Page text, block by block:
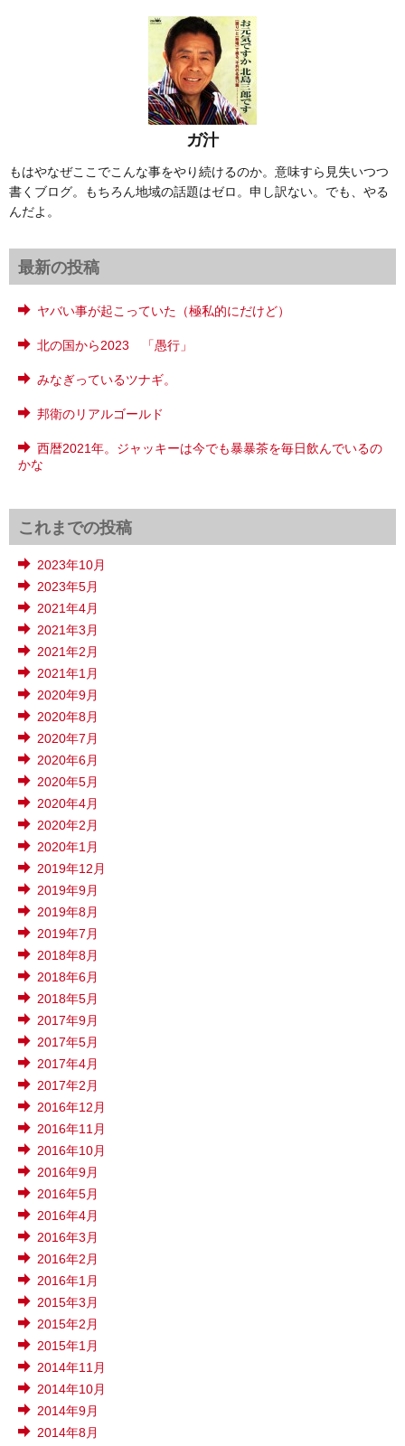
ガ汁
もはやなぜここでこんな事をやり続けるのか。意味すら見失いつつ
書くブログ。もちろん地域の話題はゼロ。申し訳ない。でも、やる
んだよ。
最新の投稿
ヤバい事が起こっていた（極私的にだけど）
北の国から2023 「愚行」
みなぎっているツナギ。
邦衛のリアルゴールド
西暦2021年。ジャッキーは今でも暴暴茶を毎日飲んでいるの
かな
これまでの投稿
2023年10月
2023年5月
2021年4月
2021年3月
2021年2月
2021年1月
2020年9月
2020年8月
2020年7月
2020年6月
2020年5月
2020年4月
2020年2月
2020年1月
2019年12月
2019年9月
2019年8月
2019年7月
2018年8月
2018年6月
2018年5月
2017年9月
2017年5月
2017年4月
2017年2月
2016年12月
2016年11月
2016年10月
2016年9月
2016年5月
2016年4月
2016年3月
2016年2月
2016年1月
2015年3月
2015年2月
2015年1月
2014年11月
2014年10月
2014年9月
2014年8月